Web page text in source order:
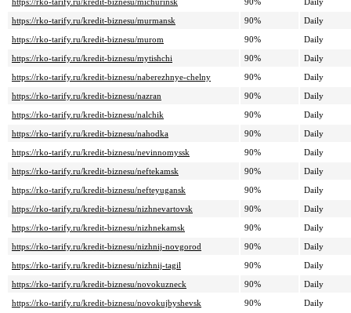
https://rko-tarify.ru/kredit-biznesu/michurinsk 90%
Daily
https://rko-tarify.ru/kredit-biznesu/murmansk
90%
Daily
https://rko-tarify.ru/kredit-biznesu/murom
90%
Daily
https://rko-tarify.ru/kredit-biznesu/mytishchi
90%
Daily
https://rko-tarify.ru/kredit-biznesu/naberezhnye-chelny
90%
Daily
https://rko-tarify.ru/kredit-biznesu/nazran
90%
Daily
https://rko-tarify.ru/kredit-biznesu/nalchik
90%
Daily
https://rko-tarify.ru/kredit-biznesu/nahodka
90%
Daily
https://rko-tarify.ru/kredit-biznesu/nevinnomyssk
90%
Daily
https://rko-tarify.ru/kredit-biznesu/neftekamsk
90%
Daily
https://rko-tarify.ru/kredit-biznesu/nefteyugansk
90%
Daily
https://rko-tarify.ru/kredit-biznesu/nizhnevartovsk
90%
Daily
https://rko-tarify.ru/kredit-biznesu/nizhnekamsk
90%
Daily
https://rko-tarify.ru/kredit-biznesu/nizhnij-novgorod
90%
Daily
https://rko-tarify.ru/kredit-biznesu/nizhnij-tagil
90%
Daily
https://rko-tarify.ru/kredit-biznesu/novokuzneck
90%
Daily
https://rko-tarify.ru/kredit-biznesu/novokujbyshevsk
90%
Daily